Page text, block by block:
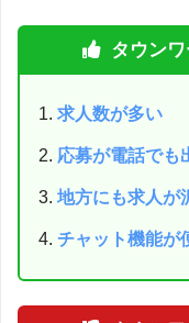
タウン
求人数が多い
応募が電話でも
地方にも求人が
チャット機能が